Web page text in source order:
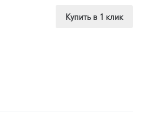
Купить в 1 клик